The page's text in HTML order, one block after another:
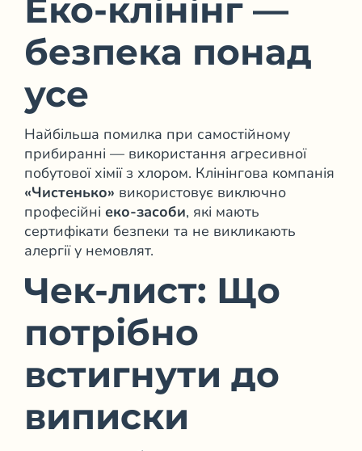
Еко-клінінг —
безпека понад
усе
Найбільша помилка при самостійному
прибиранні — використання агресивної
побутової хімії з хлором. Клінінгова компанія
«Чистенько» використовує виключно
професійні еко-засоби, які мають
сертифікати безпеки та не викликають
алергії у немовлят.
Чек-лист: Що
потрібно
встигнути до
виписки